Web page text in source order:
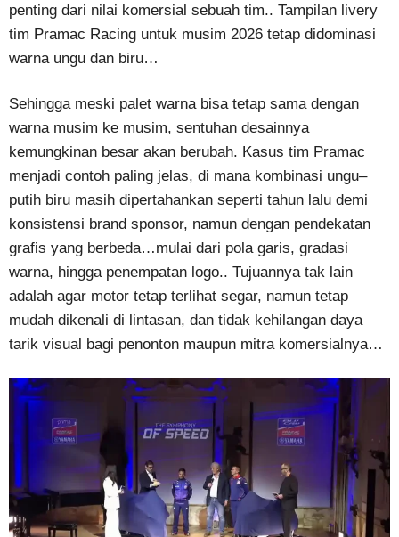
penting dari nilai komersial sebuah tim.. Tampilan livery
tim Pramac Racing untuk musim 2026 tetap didominasi
warna ungu dan biru…
Sehingga meski palet warna bisa tetap sama dengan
warna musim ke musim, sentuhan desainnya
kemungkinan besar akan berubah. Kasus tim Pramac
menjadi contoh paling jelas, di mana kombinasi ungu–
putih biru masih dipertahankan seperti tahun lalu demi
konsistensi brand sponsor, namun dengan pendekatan
grafis yang berbeda…mulai dari pola garis, gradasi
warna, hingga penempatan logo.. Tujuannya tak lain
adalah agar motor tetap terlihat segar, namun tetap
mudah dikenali di lintasan, dan tidak kehilangan daya
tarik visual bagi penonton maupun mitra komersialnya…